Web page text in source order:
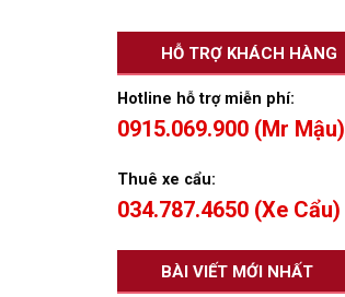
HỖ TRỢ KHÁCH HÀNG
Hotline hỗ trợ miễn phí:
0915.069.900 (Mr Mậu)
Thuê xe cẩu:
034.787.4650 (Xe Cẩu)
BÀI VIẾT MỚI NHẤT